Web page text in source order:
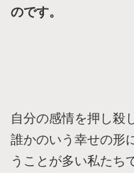
のです。
自分の感情を押し殺
誰かのいう幸せの形
うことが多い私たち